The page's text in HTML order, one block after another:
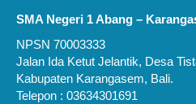
SMA Negeri 1 Abang –
NPSN 70003333
Jalan Ida Ketut Jelantik, Desa
Kabupaten Karangasem, Bali.
Telepon : 03634301691